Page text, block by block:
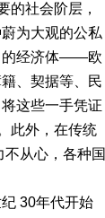
的社会阶层，
为大观的公私
的经济体——欧
、契据等、民
这些一手凭证
此外，在传统
从心，各种国
30年代开始